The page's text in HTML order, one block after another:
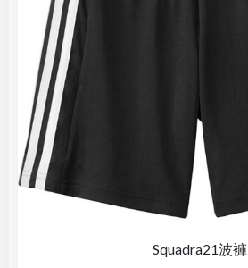
Squadra21波褲